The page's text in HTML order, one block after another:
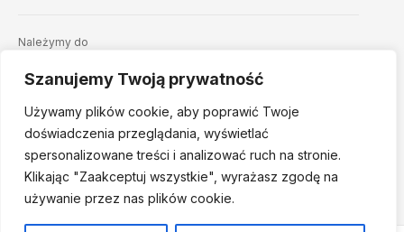
Szanujemy Twoją prywatność
Używamy plików cookie, aby poprawić Twoje
doświadczenia przeglądania, wyświetlać
spersonalizowane treści i analizować ruch na stronie.
Klikając "Zaakceptuj wszystkie", wyrażasz zgodę na
używanie przez nas plików cookie.
Należymy do
© 2026 Fundacja Dajemy Dzieciom Siłę • Projekt: nordmind.pl